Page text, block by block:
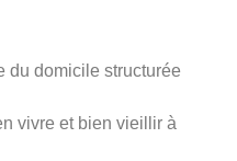
du domicile structurée
vivre et bien vieillir à